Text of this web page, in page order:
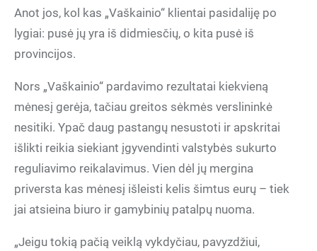
Anot jos, kol kas „Vaškainio“ klientai pasidaliję po
lygiai: pusė jų yra iš didmiesčių, o kita pusė iš
provincijos.
Nors „Vaškainio“ pardavimo rezultatai kiekvieną
mėnesį gerėja, tačiau greitos sėkmės verslininkė
nesitiki. Ypač daug pastangų nesustoti ir apskritai
išlikti reikia siekiant įgyvendinti valstybės sukurto
reguliavimo reikalavimus. Vien dėl jų mergina
priversta kas mėnesį išleisti kelis šimtus eurų – tiek
jai atsieina biuro ir gamybinių patalpų nuoma.
„Jeigu tokią pačią veiklą vykdyčiau, pavyzdžiui,